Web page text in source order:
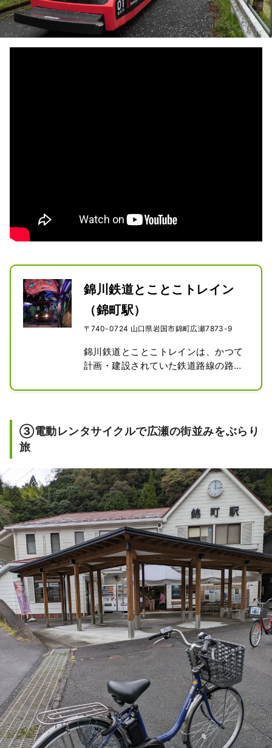
錦川鉄道とことこトレイン
（錦町駅）
〒740-0724 山口県岩国市錦町広瀬7873-9
錦川鉄道とことこトレインは、かつて
計画・建設されていた鉄道路線の路盤
「てんとう虫」をイメージした観光ト
車窓からは清流として知られている宇
改装した全長1,796メートルの「きら
ら夢トンネル」は光る石で銀河をイメ
ージした壁画が幻想的です。
春には桜のトンネルの中をのんびりと
走行します。
③電動レンタサイクルで広瀬の街並みをぶらり
旅